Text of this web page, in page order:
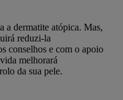
a dermatite atópica. Mas,
reduzi-la
conselhos e com o apoio
melhorará
da sua pele.